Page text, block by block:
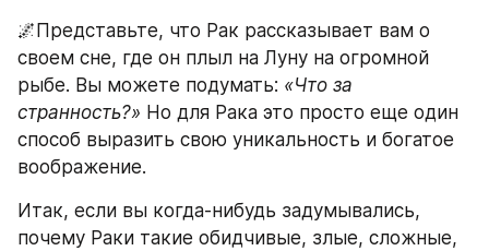
🌌Представьте, что Рак рассказывает вам о
своем сне, где он плыл на Луну на огромной
рыбе. Вы можете подумать: «Что за
странность?» Но для Рака это просто еще один
способ выразить свою уникальность и богатое
воображение.
Итак, если вы когда-нибудь задумывались,
почему Раки такие обидчивые, злые, сложные,